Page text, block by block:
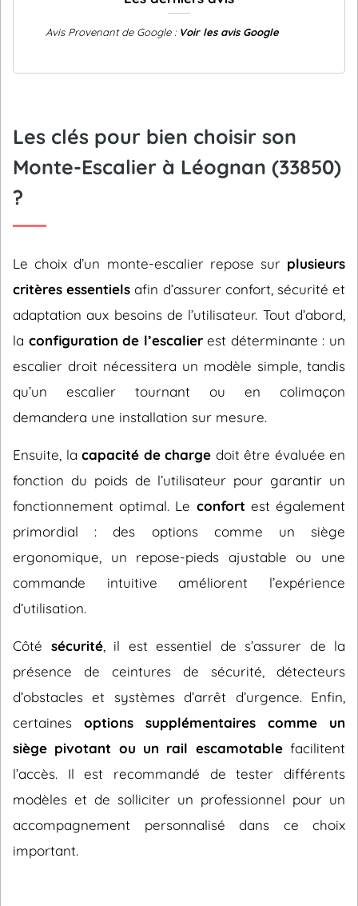
Avis Provenant de Google : Voir les avis Google
Les clés pour bien choisir son
Monte-Escalier à Léognan (33850)
?
Le choix d’un monte-escalier repose sur plusieurs
critères essentiels afin d’assurer confort, sécurité et
adaptation aux besoins de l’utilisateur. Tout d’abord,
la configuration de l’escalierest déterminante : un
escalier droit nécessitera un modèle simple, tandis
qu’un escalier tournant ou en colimaçon
demandera une installation sur mesure.
Ensuite, la capacité de charge doit être évaluée en
fonction du poids de l’utilisateur pour garantir un
fonctionnement optimal. Le confort est également
primordial : des options comme un siège
ergonomique, un repose-pieds ajustable ou une
commande intuitive améliorent l’expérience
d’utilisation.
Côté sécurité, il est essentiel de s’assurer de la
présence de ceintures de sécurité, détecteurs
d’obstacles et systèmes d’arrêt d’urgence. Enfin,
certaines options supplémentaires comme un
siège pivotant ou un rail escamotablefacilitent
l’accès. Il est recommandé de tester différents
modèles et de solliciter un professionnel pour un
accompagnement personnalisé dans ce choix
important.